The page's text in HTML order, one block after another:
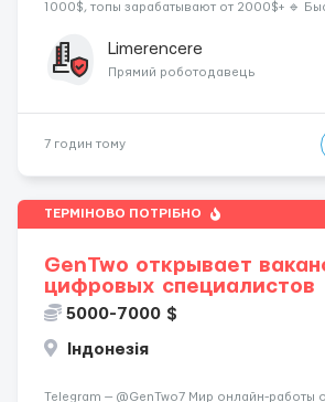
1000$, топы зарабатывают от 2000$+ 🔹
графики на выбор - выберите смены
расписания 🔹 Возможность карье...
Limerencere
Прямий роботодавець
7 годин тому
ТЕРМІНОВО ПОТРІБНО
GenTwo открывает
цифровых специалистов
5000-7000 $
Індонезія
Telegram — @GenTwo7 Мир онлайн-работы